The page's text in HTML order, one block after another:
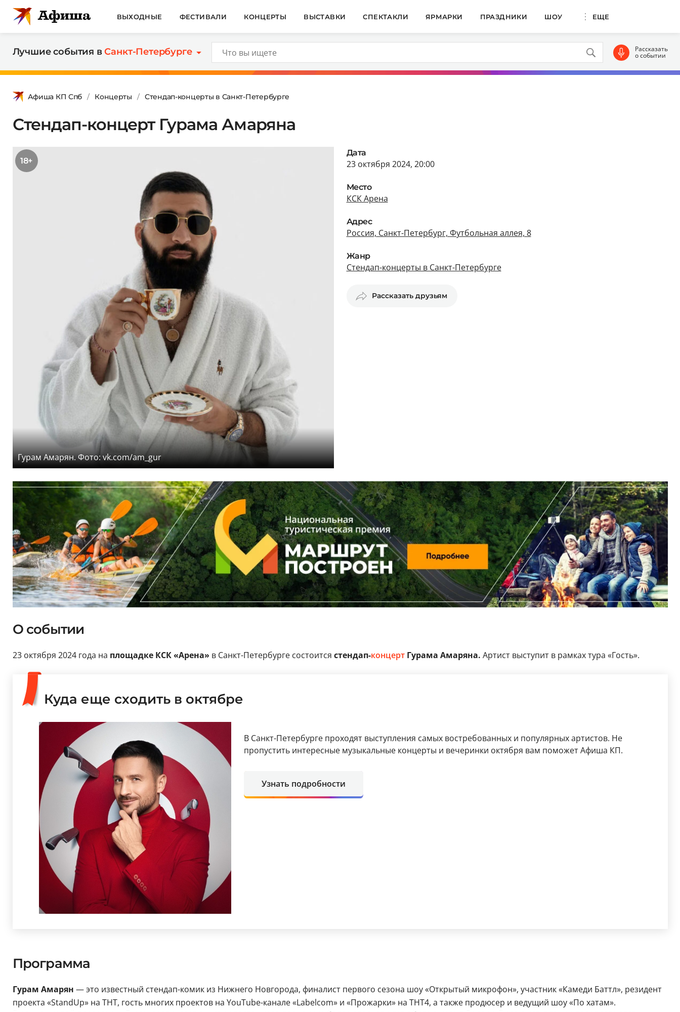
ВЫХОДНЫЕ ФЕСТИВАЛИ КОНЦЕРТЫ ВЫСТАВКИ СПЕКТАКЛИ ЯРМАРКИ ПРАЗДНИКИ ШОУ ЕЩЕ
Лучшие события вСанкт-Петербурге Рассказать
о событии
Афиша КП Спб Концерты Стендап-концерты в Санкт-Петербурге
Стендап-концерт Гурама Амаряна
18+
Гурам Амарян. Фото: vk.com/am_gur
Дата
23 октября 2024, 20:00
Место
КСК Арена
Адрес
Россия, Санкт-Петербург, Футбольная аллея, 8
Жанр
Стендап-концерты в Санкт-Петербурге
Рассказать друзьям
О событии
23 октября 2024 года на площадке КСК «Арена» в Санкт-Петербурге состоится стендап-концертГурама Амаряна. Артист выступит в рамках тура «Гость».
Куда еще сходить в октябре
В Санкт-Петербурге проходят выступления самых востребованных и популярных артистов. Не
пропустить интересные музыкальные концерты и вечеринки октября вам поможет Афиша КП.
Узнать подробности
Программа
Гурам Амарян — это известный стендап-комик из Нижнего Новгорода, финалист первого сезона шоу «Открытый микрофон», участник «Камеди Баттл», резидент
проекта «StandUp» на ТНТ, гость многих проектов на YouTube-канале «Labelcom» и «Прожарки» на ТНТ4, а также продюсер и ведущий шоу «По хатам».